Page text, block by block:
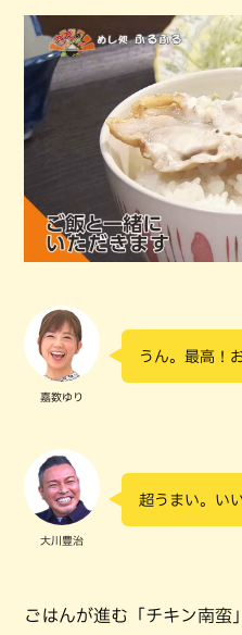
嘉数ゆり
うん。最高！
大川豊治
超うまい。い
ごはんが進む「チキン南蛮